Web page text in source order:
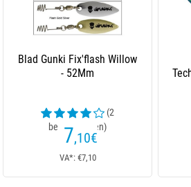
Blad Gunki Fix'flash Willow
- 52Mm
(2
beoordelingen)
7,10€
VA*: €7,10